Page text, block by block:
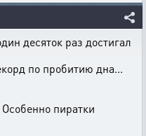
десяток раз достигал
по пробитию дна...
пиратки